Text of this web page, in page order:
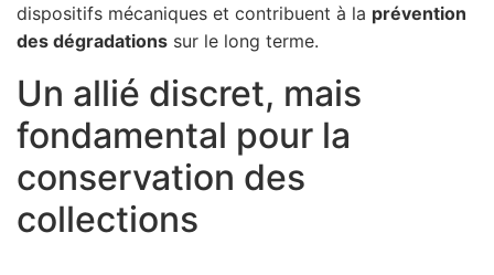
dispositifs mécaniques et contribuent à la prévention
des dégradations sur le long terme.
Un allié discret, mais
fondamental pour la
conservation des
collections